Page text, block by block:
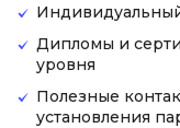
Дипломы и
уровня
Полезные
установления